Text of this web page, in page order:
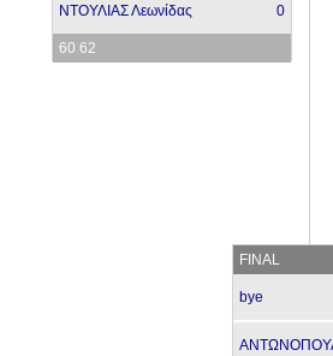
ΝΤΟΥΛΙΑΣ Λεωνίδας 0
60 62
FINAL
bye